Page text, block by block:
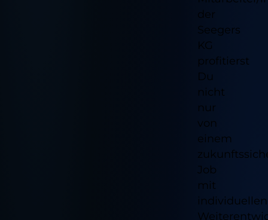
der
Seegers
KG
profitierst
Du
nicht
nur
von
einem
Job
mit
individuellen